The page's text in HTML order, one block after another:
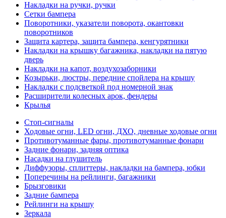
Накладки на ручки, ручки
Сетки бампера
Поворотники, указатели поворота, окантовки
поворотников
Защита картера, защита бампера, кенгурятники
Накладки на крышку багажника, накладки на пятую
дверь
Накладки на капот, воздухозаборники
Козырьки, люстры, передние спойлера на крышу
Накладки с подсветкой под номерной знак
Расширители колесных арок, фендеры
Крылья
Стоп-сигналы
Ходовые огни, LED огни, ДХО, дневные ходовые огни
Противотуманные фары, противотуманные фонари
Задние фонари, задняя оптика
Насадки на глушитель
Диффузоры, сплиттеры, накладки на бампера, юбки
Поперечины на рейлинги, багажники
Брызговики
Задние бампера
Рейлинги на крышу
Зеркала